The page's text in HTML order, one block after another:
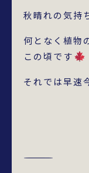
秋晴れの気持
何となく植物
この頃です
それでは早速
――――――――――――――